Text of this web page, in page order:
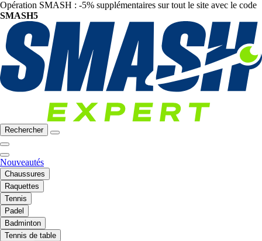
Opération SMASH : -5% supplémentaires sur tout le site avec le code
SMASH5
Rechercher
Nouveautés
Chaussures
Raquettes
Tennis
Padel
Badminton
Tennis de table